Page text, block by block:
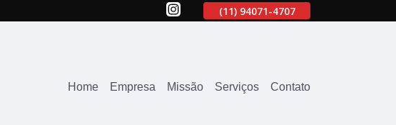
2645-2863 (11) 94071-4707
Home Empresa Missão Serviços Contato